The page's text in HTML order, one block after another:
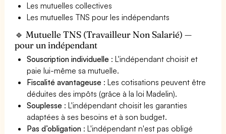
Les mutuelles collectives
Les mutuelles TNS pour les indépendants
🔹 Mutuelle TNS (Travailleur Non Salarié) —
pour un indépendant
Souscription individuelle : L'indépendant choisit et
paie lui-même sa mutuelle.
Fiscalité avantageuse : Les cotisations peuvent être
déduites des impôts (grâce à la loi Madelin).
Souplesse : L'indépendant choisit les garanties
adaptées à ses besoins et à son budget.
Pas d’obligation : L'indépendant n'est pas obligé